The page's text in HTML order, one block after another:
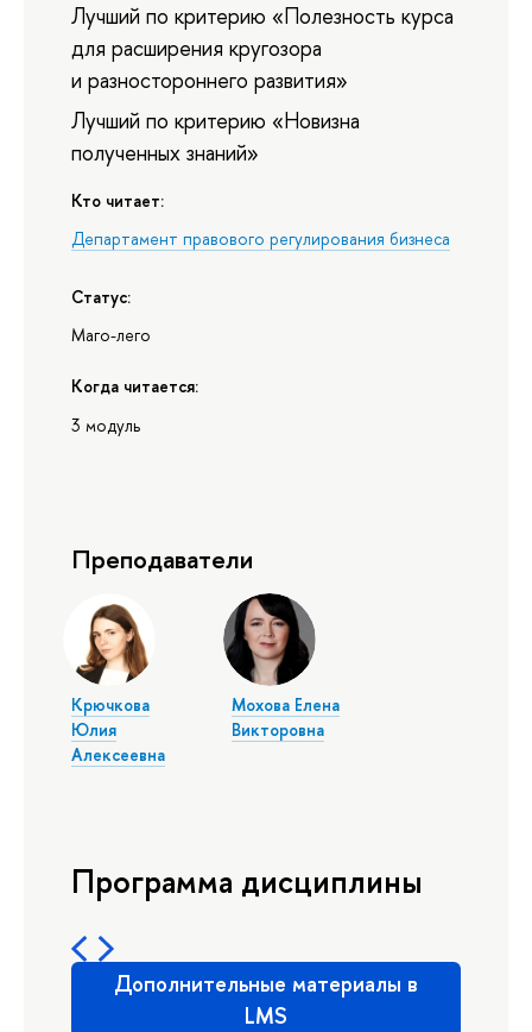
Лучший по критерию «Полезность курса
для расширения кругозора
и разностороннего развития»
Лучший по критерию «Новизна
полученных знаний»
Кто читает:
Департамент правового регулирования бизнеса
Статус:
Маго-лего
Когда читается:
3 модуль
Преподаватели
Крючкова
Юлия
Алексеевна
Мохова Елена
Викторовна
Программа дисциплины
Дополнительные материалы в
LMS